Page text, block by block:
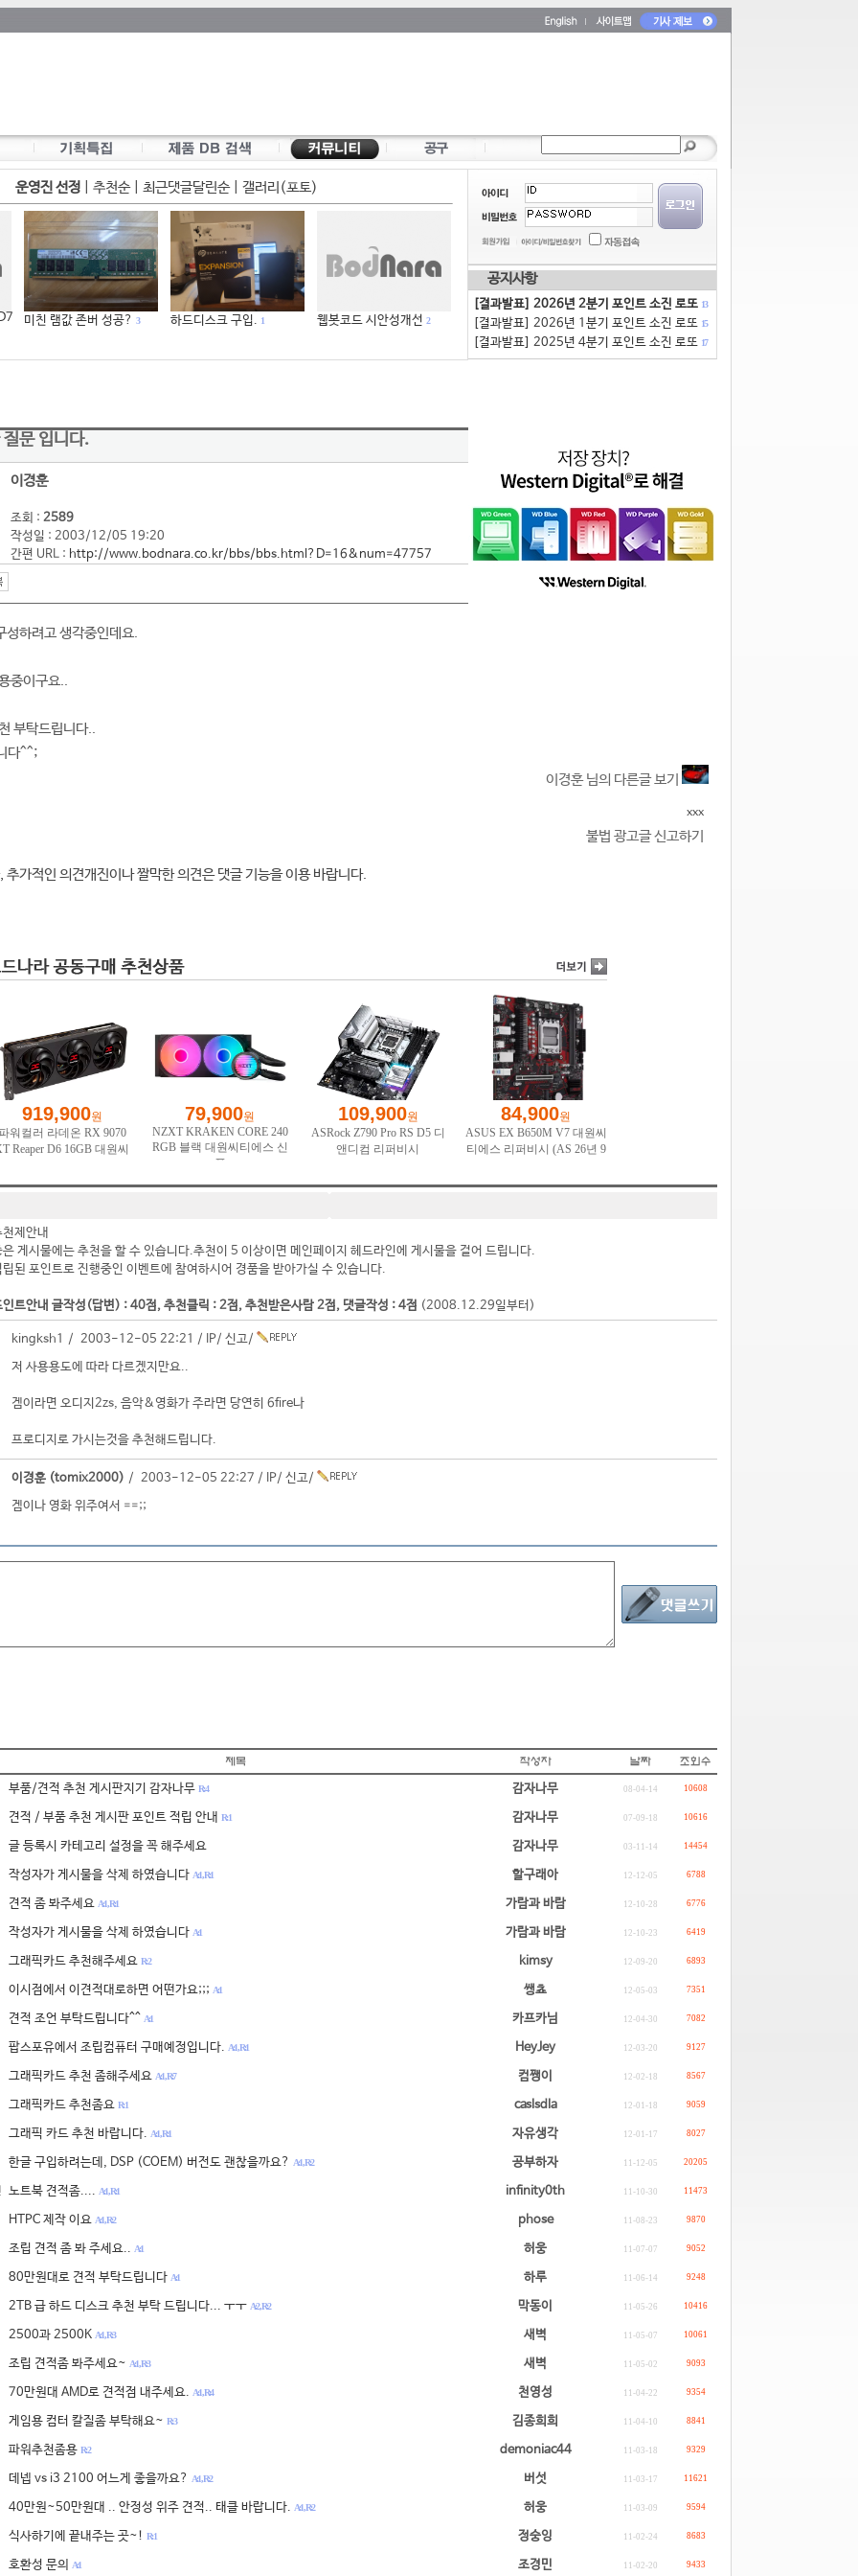
운영진 선정 추천순| 최근댓글달린순| 갤러리(포토)
미친 램값 존버 성공? 3 하드디스크 구입. 1 웹봇코드 시안성개선 2
공지사항
[결과발표] 2026년 2분기 포인트 소진 로또 13
[결과발표] 2026년 1분기 포인트 소진 로또 15
[결과발표] 2025년 4분기 포인트 소진 로또 17
문 입니다.
이경훈
조회 : 2589
작성일 : 2003/12/05 19:20
간편 URL : http://www.bodnara.co.kr/bbs/bbs.html?D=16&num=47757
하려고 생각중인데요.
중이구요..
부탁드립니다..
다^^;
이경훈 님의 다른글 보기
xxx
불법 광고글 신고하기
가적인 의견개진이나 짤막한 의견은 댓글 기능을 이용 바랍니다.
천제안내
은 게시물에는 추천을 할 수 있습니다.추천이 5 이상이면 메인페이지 헤드라인에 게시물을 걸어 드립니다.
립된 포인트로 진행중인 이벤트에 참여하시어 경품을 받아가실 수 있습니다.
인트안내 글작성(답변) : 40점, 추천클릭 : 2점, 추천받은사람 2점, 댓글작성 : 4점 (2008.12.29일부터)
kingksh1 / 2003-12-05 22:21 / IP/ 신고/
저 사용용도에 따라 다르겠지만요..
겜이라면 오디지2zs, 음악&영화가 주라면 당연히 6fire나
프로디지로 가시는것을 추천해드립니다.
이경훈 (tomix2000) / 2003-12-05 22:27 / IP/ 신고/
겜이나 영화 위주여서 ==;;
부품/견적 추천 게시판지기 감자나무 R: 4 감자나무 08-04-14 10608
견적 / 부품 추천 게시판 포인트 적립 안내 R: 1 감자나무 07-09-18 10616
글 등록시 카테고리 설정을 꼭 해주세요 감자나무 03-11-14 14454
작성자가 게시물을 삭제 하였습니다 A:1 , R:1 할구래아 12-12-05 6788
견적 좀 봐주세요 A:1 , R:1 가람과 바람 12-10-28 6776
작성자가 게시물을 삭제 하였습니다 A:1 가람과 바람 12-10-23 6419
그래픽카드 추천해주세요 R: 2 kimsy 12-09-20 6893
이시점에서 이견적대로하면 어떤가요;;; A:1 쌩쵸 12-05-03 7351
견적 조언 부탁드립니다^^ A:1 카프카님 12-04-30 7082
팝스포유에서 조립컴퓨터 구매예정입니다. A:1 , R:1 HeyJey 12-03-20 9127
그래픽카드 추천 좀해주세요 A:1 , R:7 컴쨍이 12-02-18 8567
그래픽카드 추천좀요 R: 1 caslsdla 12-01-18 9059
그래픽 카드 추천 바랍니다. A:1 , R:1 자유생각 12-01-17 8027
한글 구입하려는데, DSP (COEM) 버전도 괜찮을까요? A:1 , R:2 공부하자 11-12-05 20205
노트북 견적좀.... A:1 , R:1 infinity0th 11-10-30 11473
HTPC 제작 이요 A:1 , R:2 phose 11-08-23 9870
조립 견적 좀 봐 주세요.. A:1 허웅 11-07-07 9052
80만원대로 견적 부탁드립니다 A:1 하루 11-06-14 9248
2TB 급 하드 디스크 추천 부탁 드립니다... ㅜㅜ A:2 , R:2 막동이 11-05-26 10416
2500과 2500K A:1 , R:3 새벽 11-05-07 10061
조립 견적좀 봐주세요~ A:1 , R:3 새벽 11-05-02 9093
70만원대 AMD로 견적점 내주세요. A:1 , R:4 천영성 11-04-22 9354
게임용 컴터 칼질좀 부탁해요~ R: 3 김종희희 11-04-10 8841
파워추천좀용 R: 2 demoniac44 11-03-18 9329
데넵 vs i3 2100 어느게 좋을까요? A:1 , R:2 버섯 11-03-17 11621
40만원~50만원대 .. 안정성 위주 견적.. 태클 바랍니다. A:1 , R:2 허웅 11-03-09 9594
식사하기에 끝내주는 곳~! R: 1 정숭잉 11-02-24 8683
호환성 문의 A:1 조경민 11-02-20 9433